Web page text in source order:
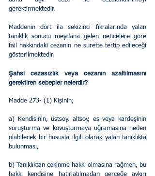
gerektirmektedir.
Maddenin dört ila sekizinci fıkralarında yalan
tanıklık sonucu meydana gelen neticelere göre
fail hakkındaki cezanın ne surette tertip edileceği
gösterilmektedir.
Şahsi cezasızlık veya cezanın azaltılmasını
gerektiren sebepler nelerdir?
Madde 273- (1) Kişinin;
a) Kendisinin, üstsoy, altsoy, eş veya kardeşinin
soruşturma ve kovuşturmaya uğramasına neden
olabilecek bir hususla ilgili olarak yalan tanıklıkta
bulunması,
b) Tanıklıktan çekinme hakkı olmasına rağmen, bu
hakkı kendisine hatırlatılmadan gerçeğe aykırı